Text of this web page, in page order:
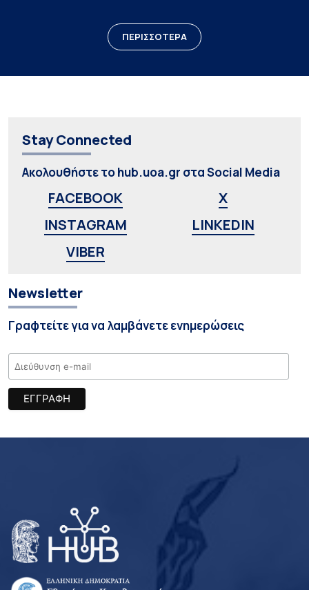
ΠΕΡΙΣΣΟΤΕΡΑ
Stay Connected
Ακολουθήστε το hub.uoa.gr στα Social Media
FACEBOOK
X
INSTAGRAM
LINKEDIN
VIBER
Newsletter
Γραφτείτε για να λαμβάνετε ενημερώσεις